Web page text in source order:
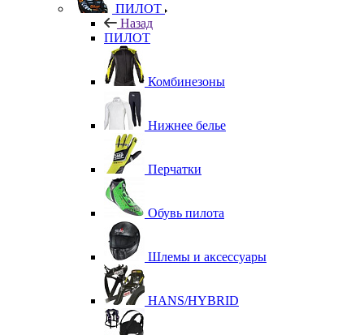
ПИЛОТ
Назад
ПИЛОТ
Комбинезоны
Нижнее белье
Перчатки
Обувь пилота
Шлемы и аксессуары
HANS/HYBRID